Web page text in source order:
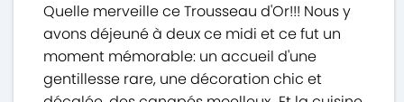
Quelle merveille ce Trousseau d'Or!!! Nous y
avons déjeuné à deux ce midi et ce fut un
moment mémorable: un accueil d'une
gentillesse rare, une décoration chic et